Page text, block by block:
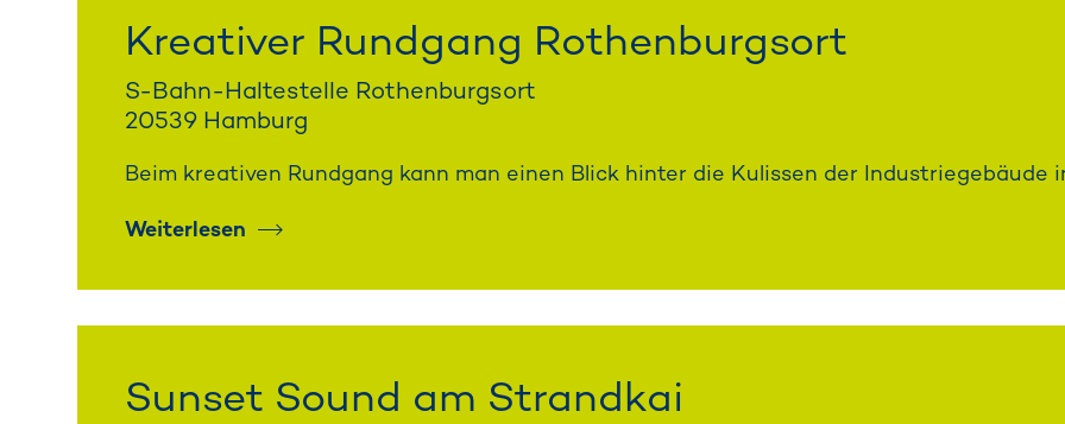
Kreativer Rundgang Rothenburgsort
S-Bahn-Haltestelle Rothenburgsort
20539 Hamburg
Beim kreativen Rundgang kann man einen Blick hinter die Kulissen der Industriegebäude
Weiterlesen
Sunset Sound am Strandkai